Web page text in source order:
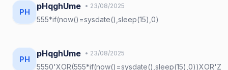
PH
pHqghUme • 23/08/2025
555*if(now()=sysdate(),sleep(15),0)
PH
pHqghUme • 23/08/2025
5550'XOR(555*if(now()=sysdate(),sleep(15),0))XOR'Z